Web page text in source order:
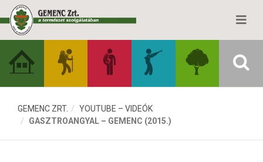
GEMENC ZRT.
YOUTUBE – VIDEÓK
GASZTROANGYAL – GEMENC (2015.)